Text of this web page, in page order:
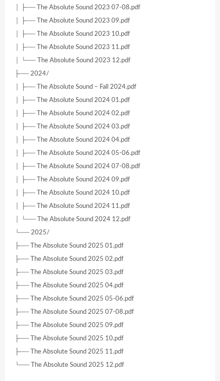
│ ├── The Absolute Sound 2023 07-08.pdf
│ ├── The Absolute Sound 2023 09.pdf
│ ├── The Absolute Sound 2023 10.pdf
│ ├── The Absolute Sound 2023 11.pdf
│ └── The Absolute Sound 2023 12.pdf
├── 2024/
│ ├── The Absolute Sound – Fall 2024.pdf
│ ├── The Absolute Sound 2024 01.pdf
│ ├── The Absolute Sound 2024 02.pdf
│ ├── The Absolute Sound 2024 03.pdf
│ ├── The Absolute Sound 2024 04.pdf
│ ├── The Absolute Sound 2024 05-06.pdf
│ ├── The Absolute Sound 2024 07-08.pdf
│ ├── The Absolute Sound 2024 09.pdf
│ ├── The Absolute Sound 2024 10.pdf
│ ├── The Absolute Sound 2024 11.pdf
│ └── The Absolute Sound 2024 12.pdf
└── 2025/
├── The Absolute Sound 2025 01.pdf
├── The Absolute Sound 2025 02.pdf
├── The Absolute Sound 2025 03.pdf
├── The Absolute Sound 2025 04.pdf
├── The Absolute Sound 2025 05-06.pdf
├── The Absolute Sound 2025 07-08.pdf
├── The Absolute Sound 2025 09.pdf
├── The Absolute Sound 2025 10.pdf
├── The Absolute Sound 2025 11.pdf
└── The Absolute Sound 2025 12.pdf